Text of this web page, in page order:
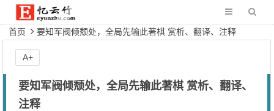
首页 要知军阀倾颓处，全局先输此著棋 赏析、翻译、注释
要知军阀倾颓处，全局先输此著棋 赏析、翻译、
注释
A+